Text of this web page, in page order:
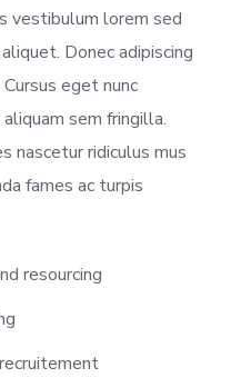
vestibulum lorem sed
Donec adipiscing
eget nunc
sem fringilla.
nascetur ridiculus mus
fames ac turpis
resourcing